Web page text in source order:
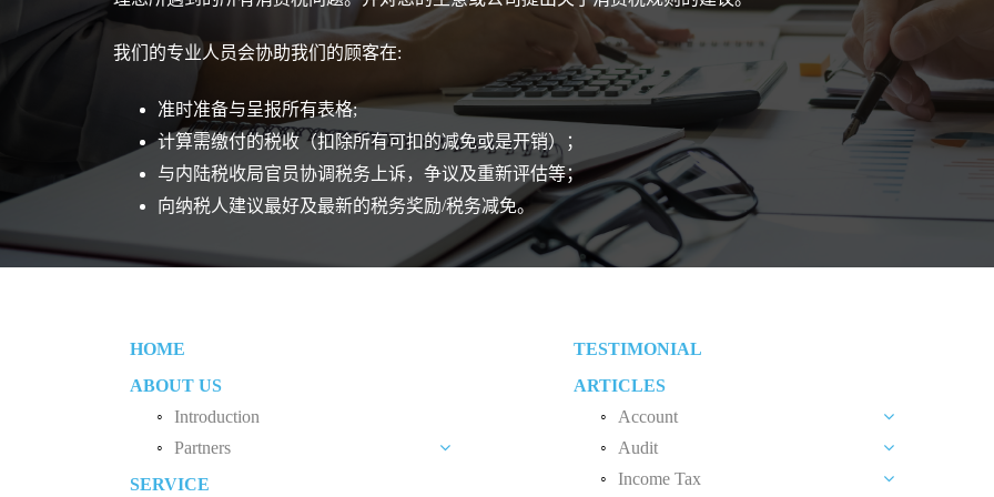
我们的专业人员会协助我们的顾客在:
准时准备与呈报所有表格;
计算需缴付的税收（扣除所有可扣的减免或是开销）；
与内陆税收局官员协调税务上诉，争议及重新评估等；
向纳税人建议最好及最新的税务奖励/税务减免。
HOME
ABOUT US
Introduction
Partners
Liew Chang Chee
SERVICE
TESTIMONIAL
ARTICLES
Account
Benefit In Engaging Our Outsourced
Accounting Services
Audit
Tips To Reduce Audit Fee
Income Tax